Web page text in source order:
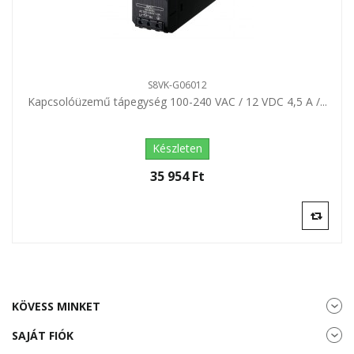
S8VK-G06012
Kapcsolóüzemű tápegység 100-240 VAC / 12 VDC 4,5 A /...
Készleten
35 954 Ft‎
KÖVESS MINKET
SAJÁT FIÓK